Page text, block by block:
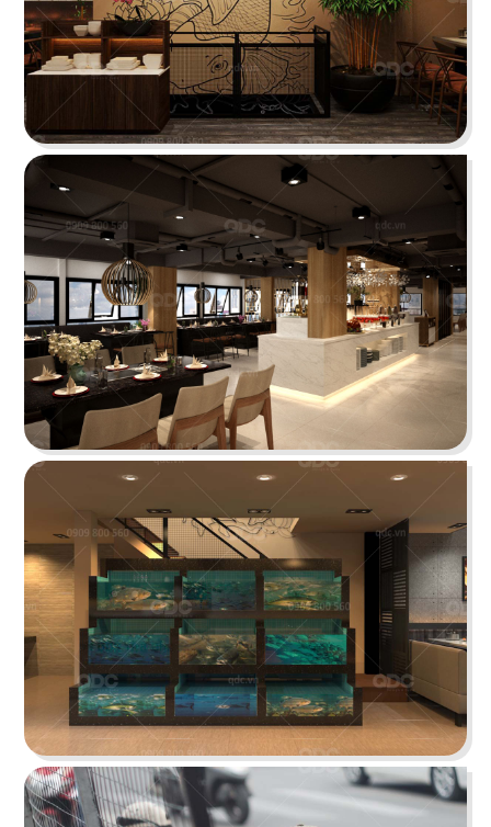
Chi tiết
KOI THÉ
QDC rất hân hạnh khi được đồng hành cùng chủ
đầu tư cho dự án tổng thầu thi công chi nhánh
KOI Thé đầu tiên tại Biên Hòa, Đồng Nai.
Chi tiết
CHEESE COFFEE